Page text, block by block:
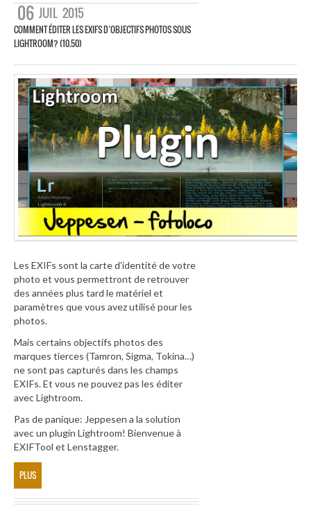
06 JUIL 2015
COMMENT ÉDITER LES EXIFS D’OBJECTIFS PHOTOS SOUS
LIGHTROOM? (10.50)
Les EXIFs sont la carte d’identité de votre
photo et vous permettront de retrouver
des années plus tard le matériel et
paramètres que vous avez utilisé pour les
photos.
Mais certains objectifs photos des
marques tierces (Tamron, Sigma, Tokina…)
ne sont pas capturés dans les champs
EXIFs. Et vous ne pouvez pas les éditer
avec Lightroom.
Pas de panique: Jeppesen a la solution
avec un plugin Lightroom! Bienvenue à
EXIFTool et Lenstagger.
PLUS